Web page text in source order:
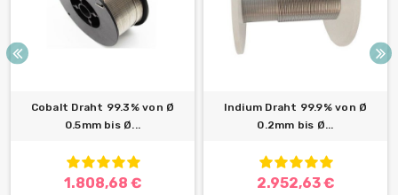
Cobalt Draht 99.3% von Ø
0.5mm bis Ø...
1.808,68 €
Indium Draht 99.9% von Ø
0.2mm bis Ø...
2.952,63 €